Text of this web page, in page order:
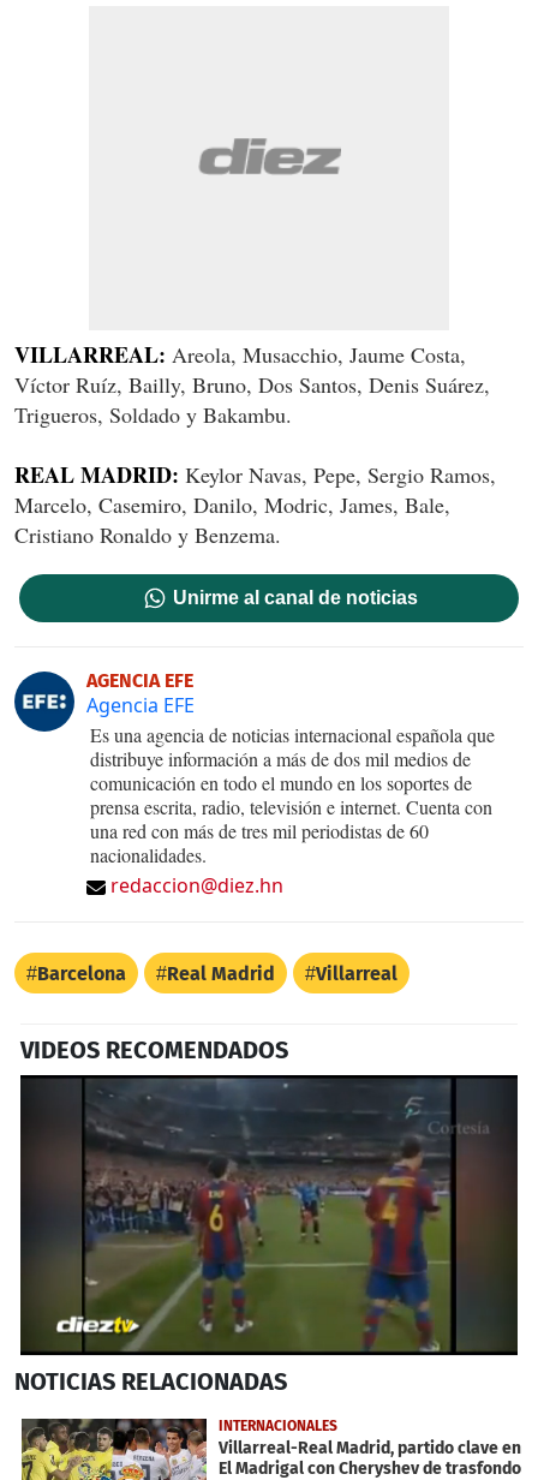
VILLARREAL: Areola, Musacchio, Jaume Costa,
Víctor Ruíz, Bailly, Bruno, Dos Santos, Denis Suárez,
Trigueros, Soldado y Bakambu.
REAL MADRID: Keylor Navas, Pepe, Sergio Ramos,
Marcelo, Casemiro, Danilo, Modric, James, Bale,
Cristiano Ronaldo y Benzema.
Unirme al canal de noticias
AGENCIA EFE
Agencia EFE
Es una agencia de noticias internacional española que
distribuye información a más de dos mil medios de
comunicación en todo el mundo en los soportes de
prensa escrita, radio, televisión e internet. Cuenta con
una red con más de tres mil periodistas de 60
nacionalidades.
redaccion@diez.hn
Barcelona Real Madrid Villarreal
VIDEOS RECOMENDADOS
seconds
55
seconds
NOTICIAS RELACIONADAS
INTERNACIONALES
Villarreal-Real Madrid, partido clave en
El Madrigal con Cheryshev de trasfondo